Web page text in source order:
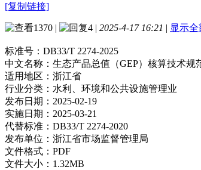
[复制链接]
1370 | 4 | 2025-4-17 16:21 | 显示
标准号： DB33/T 2274-2025
中文名称： 生态产品总值（GEP）核算技术规
适用地区： 浙江省
行业分类： 水利、环境和公共设施管理业
发布日期： 2025-02-19
实施日期： 2025-03-21
代替标准： DB33/T 2274-2020
发布单位： 浙江省市场监督管理局
文件格式： PDF
文件大小： 1.32MB